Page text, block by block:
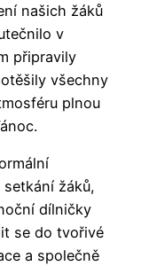
našich žáků
v
připravily
všechny
plnou
žáků,
dílničky
se do tvořivé
a společně